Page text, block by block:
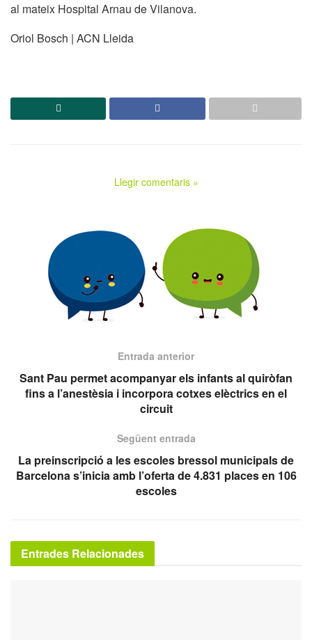
al mateix Hospital Arnau de Vilanova.
Oriol Bosch | ACN Lleida
Llegir comentaris »
Entrada anterior
Sant Pau permet acompanyar els infants al quiròfan
fins a l’anestèsia i incorpora cotxes elèctrics en el
circuit
Següent entrada
La preinscripció a les escoles bressol municipals de
Barcelona s’inicia amb l’oferta de 4.831 places en 106
escoles
Entrades Relacionades